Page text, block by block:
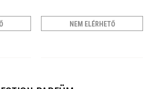
NEM ELÉRHETŐ